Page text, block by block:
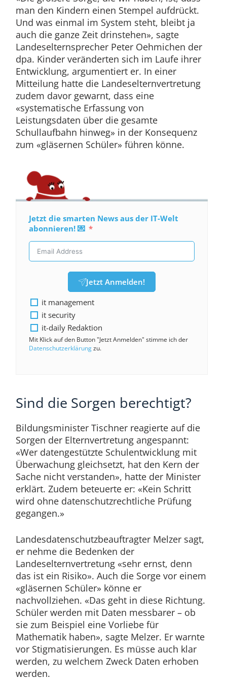
man den Kindern einen Stempel aufdrückt.
Und was einmal im System steht, bleibt ja
auch die ganze Zeit drinstehen», sagte
Landeselternsprecher Peter Oehmichen der
dpa. Kinder veränderten sich im Laufe ihrer
Entwicklung, argumentiert er. In einer
Mitteilung hatte die Landeselternvertretung
zudem davor gewarnt, dass eine
«systematische Erfassung von
Leistungsdaten über die gesamte
Schullaufbahn hinweg» in der Konsequenz
zum «gläsernen Schüler» führen könne.
Jetzt die smarten News aus der IT-Welt
abonnieren! 💌
Jetzt Anmelden!
it management
it security
it-daily Redaktion
Mit Klick auf den Button "Jetzt Anmelden" stimme ich der
Datenschutzerklärungzu.
Sind die Sorgen berechtigt?
Bildungsminister Tischner reagierte auf die
Sorgen der Elternvertretung angespannt:
«Wer datengestützte Schulentwicklung mit
Überwachung gleichsetzt, hat den Kern der
Sache nicht verstanden», hatte der Minister
erklärt. Zudem beteuerte er: «Kein Schritt
wird ohne datenschutzrechtliche Prüfung
gegangen.»
Landesdatenschutzbeauftragter Melzer sagt,
er nehme die Bedenken der
Landeselternvertretung «sehr ernst, denn
das ist ein Risiko». Auch die Sorge vor einem
«gläsernen Schüler» könne er
nachvollziehen. «Das geht in diese Richtung.
Schüler werden mit Daten messbarer – ob
sie zum Beispiel eine Vorliebe für
Mathematik haben», sagte Melzer. Er warnte
vor Stigmatisierungen. Es müsse auch klar
werden, zu welchem Zweck Daten erhoben
werden.